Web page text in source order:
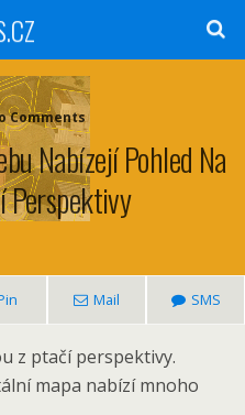
• No Comments
Nabízejí Pohled Na
Perspektivy
Mail SMS
z ptačí perspektivy.
mapa nabízí mnoho